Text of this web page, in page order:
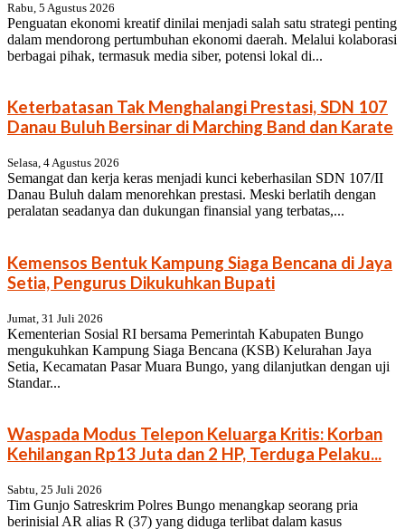
Rabu, 5 Agustus 2026
Penguatan ekonomi kreatif dinilai menjadi salah satu strategi penting
dalam mendorong pertumbuhan ekonomi daerah. Melalui kolaborasi
berbagai pihak, termasuk media siber, potensi lokal di...
Keterbatasan Tak Menghalangi Prestasi, SDN 107
Danau Buluh Bersinar di Marching Band dan Karate
Selasa, 4 Agustus 2026
Semangat dan kerja keras menjadi kunci keberhasilan SDN 107/II
Danau Buluh dalam menorehkan prestasi. Meski berlatih dengan
peralatan seadanya dan dukungan finansial yang terbatas,...
Kemensos Bentuk Kampung Siaga Bencana di Jaya
Setia, Pengurus Dikukuhkan Bupati
Jumat, 31 Juli 2026
Kementerian Sosial RI bersama Pemerintah Kabupaten Bungo
mengukuhkan Kampung Siaga Bencana (KSB) Kelurahan Jaya
Setia, Kecamatan Pasar Muara Bungo, yang dilanjutkan dengan uji
Standar...
Waspada Modus Telepon Keluarga Kritis: Korban
Kehilangan Rp13 Juta dan 2 HP, Terduga Pelaku...
Sabtu, 25 Juli 2026
Tim Gunjo Satreskrim Polres Bungo menangkap seorang pria
berinisial AR alias R (37) yang diduga terlibat dalam kasus